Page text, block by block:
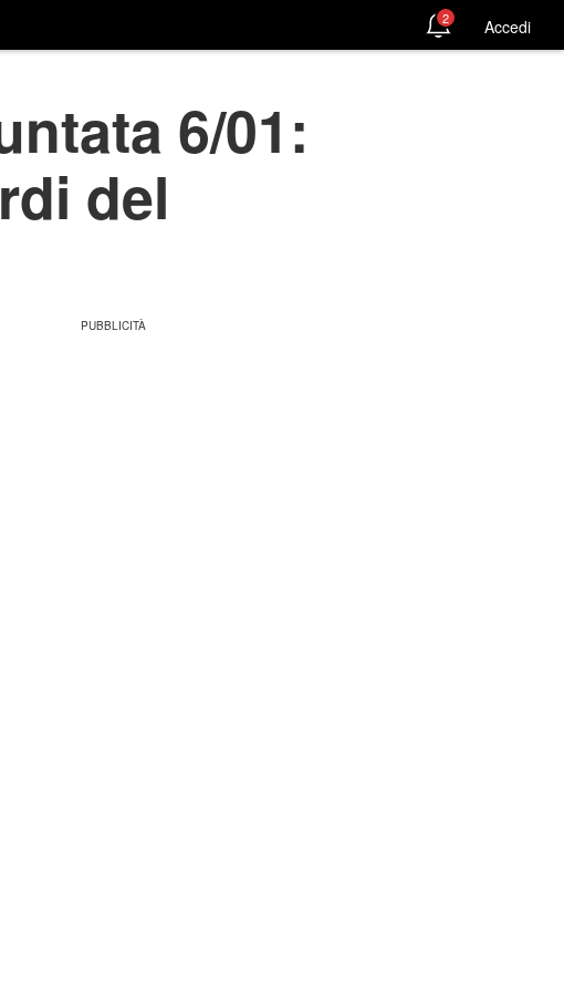
2 Accedi
6/01:
del